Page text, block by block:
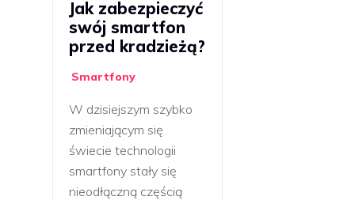
Jak zabezpieczyć
swój smartfon
przed kradzieżą?
Smartfony
W dzisiejszym szybko
zmieniającym się
świecie technologii
smartfony stały się
nieodłączną częścią